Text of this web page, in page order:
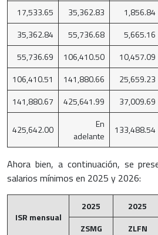
17,533.65
35,362.83 1,856.84
35,362.84
55,736.68 5,665.16
55,736.69
106,410.50 10,457.09
106,410.51
141,880.66 25,659.23
141,880.67
425,641.99 37,009.69
425,642.00
En
adelante
133,488.54
Ahora bien, a continuación, se
salarios mínimos en 2025 y 2026:
ISR mensual
2025 2025
ZSMG
ZLFN